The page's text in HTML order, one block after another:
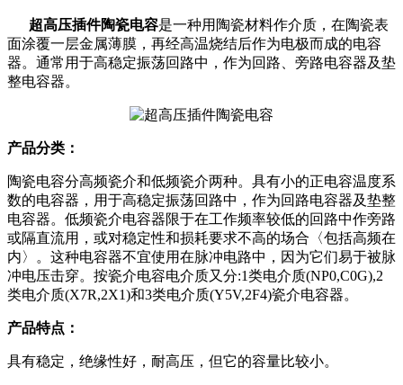
超高压插件陶瓷电容是一种用陶瓷材料作介质，在陶瓷表
面涂覆一层金属薄膜，再经高温烧结后作为电极而成的电容
器。通常用于高稳定振荡回路中，作为回路、旁路电容器及垫
整电容器。
产品分类：
陶瓷电容分高频瓷介和低频瓷介两种。具有小的正电容温度系
数的电容器，用于高稳定振荡回路中，作为回路电容器及垫整
电容器。低频瓷介电容器限于在工作频率较低的回路中作旁路
或隔直流用，或对稳定性和损耗要求不高的场合〈包括高频在
内〉。这种电容器不宜使用在脉冲电路中，因为它们易于被脉
冲电压击穿。按瓷介电容电介质又分:1类电介质(NP0,C0G),2
类电介质(X7R,2X1)和3类电介质(Y5V,2F4)瓷介电容器。
产品特点：
具有稳定，绝缘性好，耐高压，但它的容量比较小。